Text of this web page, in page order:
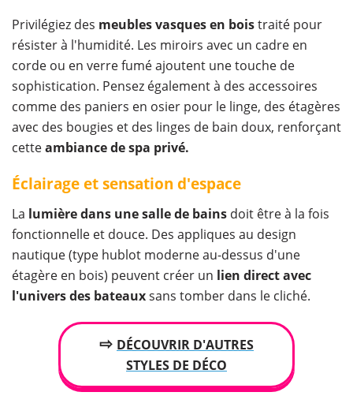
Privilégiez des meubles vasques en boistraité pour
résister à l'humidité. Les miroirs avec un cadre en
corde ou en verre fumé ajoutent une touche de
sophistication. Pensez également à des accessoires
comme des paniers en osier pour le linge, des étagères
avec des bougies et des linges de bain doux, renforçant
cetteambiance de spa privé.
Éclairage et sensation d'espace
La lumière dans une salle de bains doit être à la fois
fonctionnelle et douce. Des appliques au design
nautique (type hublot moderne au-dessus d'une
étagère en bois) peuvent créer un lien direct avec
l'univers des bateauxsans tomber dans le cliché.
⇨ DÉCOUVRIR D'AUTRES
STYLES DE DÉCO